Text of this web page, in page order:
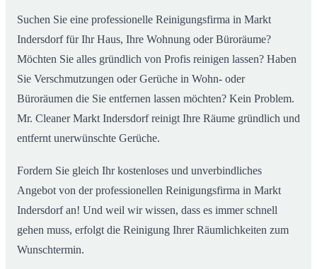
Suchen Sie eine professionelle Reinigungsfirma in Markt
Indersdorf für Ihr Haus, Ihre Wohnung oder Büroräume?
Möchten Sie alles gründlich von Profis reinigen lassen? Haben
Sie Verschmutzungen oder Gerüche in Wohn- oder
Büroräumen die Sie entfernen lassen möchten? Kein Problem.
Mr. Cleaner Markt Indersdorf reinigt Ihre Räume gründlich und
entfernt unerwünschte Gerüche.
Fordern Sie gleich Ihr kostenloses und unverbindliches
Angebot von der professionellen Reinigungsfirma in Markt
Indersdorf an! Und weil wir wissen, dass es immer schnell
gehen muss, erfolgt die Reinigung Ihrer Räumlichkeiten zum
Wunschtermin.